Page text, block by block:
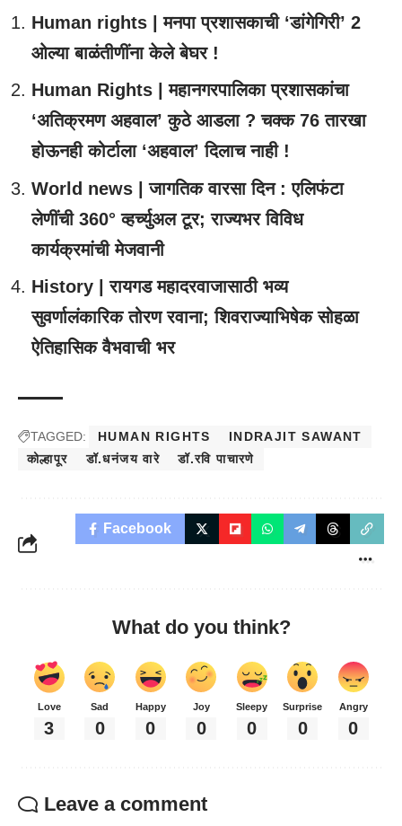
Human rights | मनपा प्रशासकाची ‘डांगेगिरी’ 2
ओल्या बाळंतीणींना केले बेघर !
Human Rights | महानगरपालिका प्रशासकांचा
‘अतिक्रमण अहवाल’ कुठे आडला ? चक्क 76 तारखा
होऊनही कोर्टाला ‘अहवाल’ दिलाच नाही !
World news | जागतिक वारसा दिन : एलिफंटा
लेणींची 360° व्हर्च्युअल टूर; राज्यभर विविध
कार्यक्रमांची मेजवानी
History | रायगड महादरवाजासाठी भव्य
सुवर्णालंकारिक तोरण रवाना; शिवराज्याभिषेक सोहळा
ऐतिहासिक वैभवाची भर
TAGGED: HUMAN RIGHTS
INDRAJIT SAWANT
कोल्हापूर
डॉ.धनंजय वारे डॉ.रवि पाचारणे
Facebook
What do you think?
Love
3
Sad
0
Happy
0
Joy
0
Sleepy
0
Surprise
0
Angry
0
Leave a comment